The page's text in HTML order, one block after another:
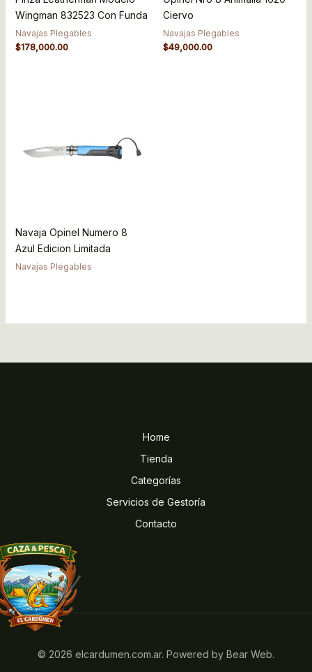
Wingman 832523 Con Funda
Navajas Plegables
$178,000.00
Ciervo
Navajas Plegables
$49,000.00
Navaja Opinel Numero 8
Azul Edicion Limitada
Navajas Plegables
Home
Tienda
Categorías
Servicios de Gestoría
Contacto
© 2026 elcardumen.com.ar. Powered by Bear Web.